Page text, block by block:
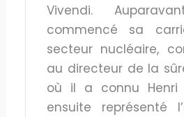
Vivendi.
commencé sa
secteur nucléaire,
au directeur de la
où il a connu Henri
ensuite représenté